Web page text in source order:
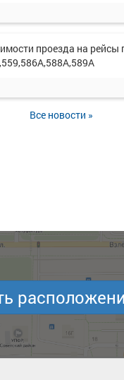
проезда на
Все новости »